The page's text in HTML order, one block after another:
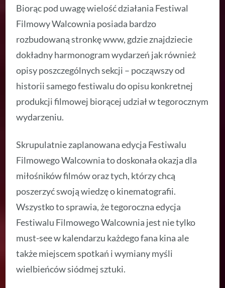
Biorąc pod uwagę wielość działania Festiwal
Filmowy Walcownia posiada bardzo
rozbudowaną stronkę www, gdzie znajdziecie
dokładny harmonogram wydarzeń jak również
opisy poszczególnych sekcji – począwszy od
historii samego festiwalu do opisu konkretnej
produkcji filmowej biorącej udział w tegorocznym
wydarzeniu.
Skrupulatnie zaplanowana edycja Festiwalu
Filmowego Walcownia to doskonała okazja dla
miłośników filmów oraz tych, którzy chcą
poszerzyć swoją wiedzę o kinematografii.
Wszystko to sprawia, że tegoroczna edycja
Festiwalu Filmowego Walcownia jest nie tylko
must-see w kalendarzu każdego fana kina ale
także miejscem spotkań i wymiany myśli
wielbieńców siódmej sztuki.